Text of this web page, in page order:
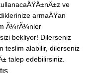
ve
armaÄŸan
Ã¼rÃ¼nler
bekliyor! Dilerseniz
teslim alabilir, dilerseniz
talep edebilirsiniz.